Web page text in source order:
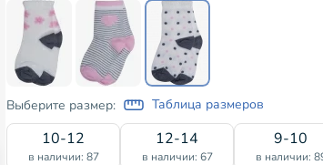
Выберите размер: Таблица размеров
10-12
в наличии: 87
12-14
в наличии: 67
9-10
в наличии: